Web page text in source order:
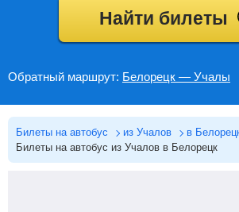
Найти билеты
Обратный маршрут: Белорецк — Учалы
Билеты на автобус из Учалов
в
Билеты на автобус из Учалов в Белорецк